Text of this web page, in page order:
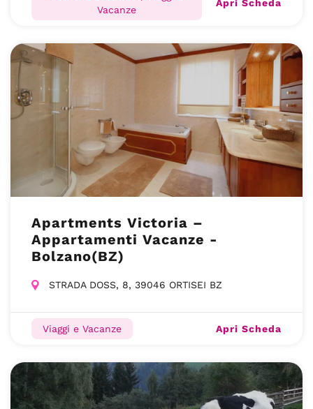
Vacanze
Apri Scheda
Apartments Victoria –
Appartamenti Vacanze -
Bolzano(BZ)
STRADA DOSS, 8, 39046 ORTISEI BZ
Viaggi e Vacanze Apri Scheda